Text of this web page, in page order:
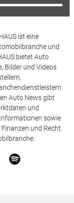
ist eine
und
bietet Auto
Bilder und Videos
Auto News gibt
und
sowie
und Recht.